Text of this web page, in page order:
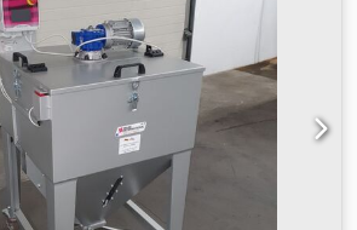
mm Brugbar bredde 250 mm Ydre
motor) Højdejusterbar,
- 1050 mm Fast vinkel mellem
del Kan indstilles variabelt i
30 mm Knopafstand 500 mm
Kan flyttes på styrbare stophjul
se standardleveringsliste
ønske FDA-kompatibelt bånd
osv.